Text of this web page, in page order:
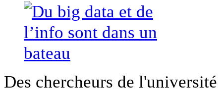
Des chercheurs de